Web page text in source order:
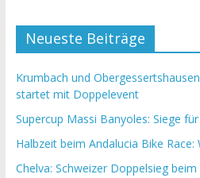
Neueste Beiträge
Krumbach und
startet mit Doppelevent
Supercup Massi Banyoles: Siege
Halbzeit beim Andalucia Bike
Chelva: Schweizer Doppelsieg